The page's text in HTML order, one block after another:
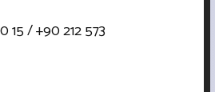
15 / +90 212 573